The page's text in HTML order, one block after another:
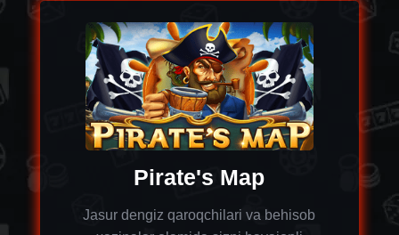
Pirate's Map
Jasur dengiz qaroqchilari va behisob